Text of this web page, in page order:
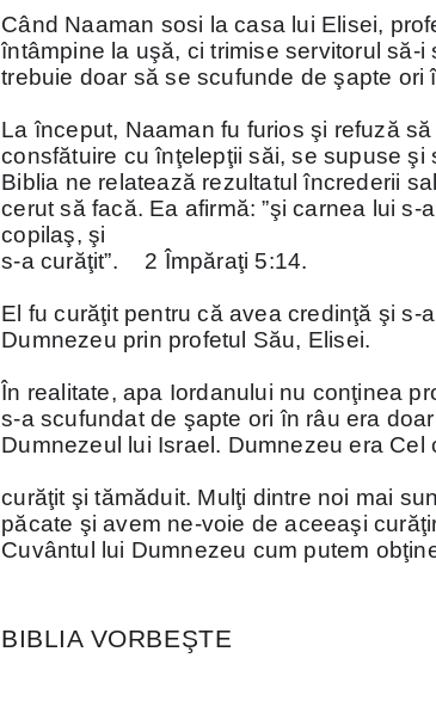
Când Naaman sosi la casa lui Elisei,
întâmpine la uşă, ci trimise servitorul să-
trebuie doar să se scufunde de şapte ori
La început, Naaman fu furios şi refuză
consfătuire cu înţelepţii săi, se supuse şi
Biblia ne relatează rezultatul încrederii
cerut să facă. Ea afirmă: ”şi carnea lui
copilaş, şi
s-a curăţit”.
2 Împăraţi 5:14.
El fu curăţit pentru că avea credinţă şi s-
Dumnezeu prin profetul Său, Elisei.
În realitate, apa Iordanului nu conţinea
s-a scufundat de şapte ori în râu era
Dumnezeul lui Israel. Dumnezeu era Cel
curăţit şi tămăduit. Mulţi dintre noi mai
păcate şi avem ne-voie de aceeaşi
Cuvântul lui Dumnezeu cum putem
BIBLIA VORBEŞTE